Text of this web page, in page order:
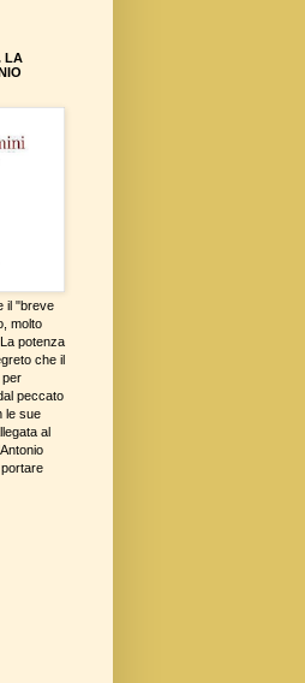
LA
il "breve
molto
potenza
che il
per
peccato
le sue
al